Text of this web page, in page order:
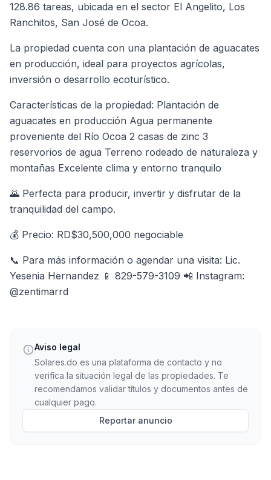
128.86 tareas, ubicada en el sector El Angelito, Los
Ranchitos, San José de Ocoa.
La propiedad cuenta con una plantación de aguacates
en producción, ideal para proyectos agrícolas,
inversión o desarrollo ecoturístico.
Características de la propiedad: Plantación de
aguacates en producción Agua permanente
proveniente del Río Ocoa 2 casas de zinc 3
reservorios de agua Terreno rodeado de naturaleza y
montañas Excelente clima y entorno tranquilo
🌄 Perfecta para producir, invertir y disfrutar de la
tranquilidad del campo.
💰 Precio: RD$30,500,000 negociable
📞 Para más información o agendar una visita: Lic.
Yesenia Hernandez 📱 829-579-3109 📲 Instagram:
@zentimarrd
Aviso legal
Solares.do es una plataforma de contacto y no
verifica la situación legal de las propiedades. Te
recomendamos validar títulos y documentos antes de
cualquier pago.
Reportar anuncio